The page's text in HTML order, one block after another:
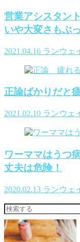
営業アシスタン
いや大変さもぶ
2021.04.16 ランウェ
正論ばかりだと
2021.02.10 ランウェ
ワーママはうつ
丈夫は危険！
2020.02.13 ランウェ